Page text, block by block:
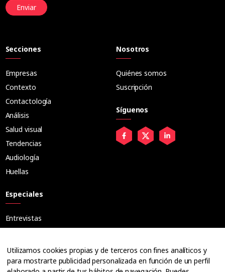
Enviar
Secciones
Empresas
Contexto
Contactología
Análisis
Salud visual
Tendencias
Audiología
Huellas
Especiales
Entrevistas
Ópticos
Cuadernos
Nosotros
Quiénes somos
Suscripción
Síguenos
Utilizamos cookies propias y de terceros con fines analíticos y
para mostrarte publicidad personalizada en función de un perfil